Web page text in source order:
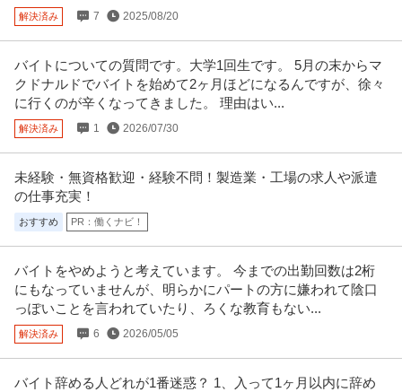
解決済み 7 2025/08/20
バイトについての質問です。大学1回生です。 5月の末からマ
クドナルドでバイトを始めて2ヶ月ほどになるんですが、徐々
に行くのが辛くなってきました。 理由はい...
解決済み 1 2026/07/30
未経験・無資格歓迎・経験不問！製造業・工場の求人や派遣
の仕事充実！
おすすめ PR：働くナビ！
バイトをやめようと考えています。 今までの出勤回数は2桁
にもなっていませんが、明らかにパートの方に嫌われて陰口
っぽいことを言われていたり、ろくな教育もない...
解決済み 6 2026/05/05
バイト辞める人どれが1番迷惑？ 1、入って1ヶ月以内に辞め